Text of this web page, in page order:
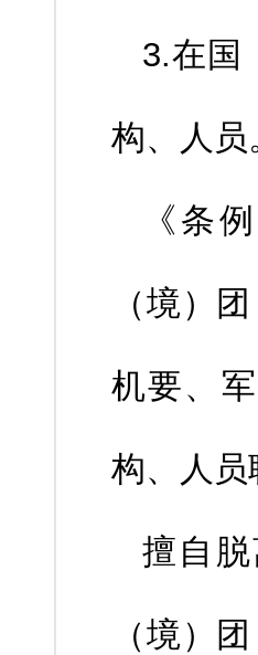
3.在国
构、人员
《条
（境）
机要、
构、人
擅自
（境）